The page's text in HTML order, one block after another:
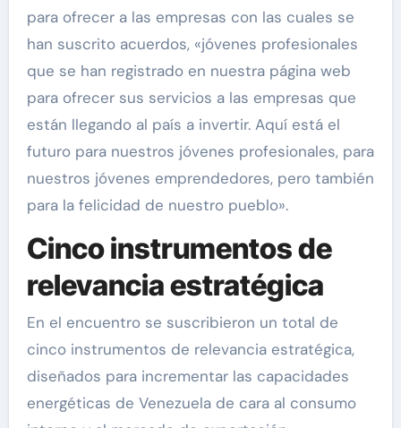
para ofrecer a las empresas con las cuales se
han suscrito acuerdos, «jóvenes profesionales
que se han registrado en nuestra página web
para ofrecer sus servicios a las empresas que
están llegando al país a invertir. Aquí está el
futuro para nuestros jóvenes profesionales, para
nuestros jóvenes emprendedores, pero también
para la felicidad de nuestro pueblo».
Cinco instrumentos de
relevancia estratégica
En el encuentro se suscribieron un total de
cinco instrumentos de relevancia estratégica,
diseñados para incrementar las capacidades
energéticas de Venezuela de cara al consumo